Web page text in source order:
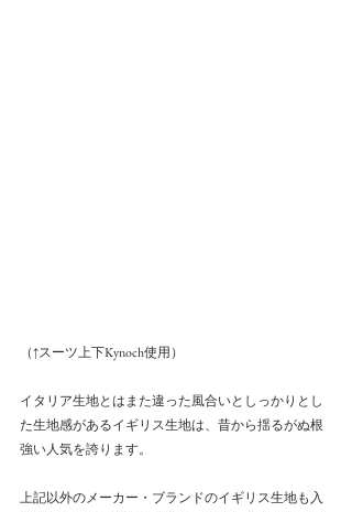
（↑スーツ上下Kynoch使用）
イタリア生地とはまた違った風合いとしっかりとし
た生地感があるイギリス生地は、昔から揺るがぬ根
強い人気を誇ります。
上記以外のメーカー・ブランドのイギリス生地も入